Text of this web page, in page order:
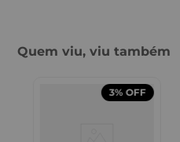
Quem viu, viu também
3% OFF